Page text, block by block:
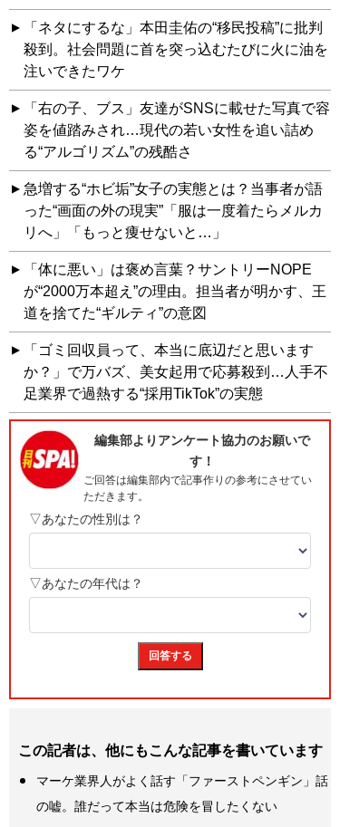
「ネタにするな」本田圭佑の“移民投稿”に批判
殺到。社会問題に首を突っ込むたびに火に油を
注いできたワケ
「右の子、ブス」友達がSNSに載せた写真で容
姿を値踏みされ…現代の若い女性を追い詰め
る“アルゴリズム”の残酷さ
急増する“ホビ垢”女子の実態とは？当事者が語
った“画面の外の現実”「服は一度着たらメルカ
リへ」「もっと痩せないと…」
「体に悪い」は褒め言葉？サントリーNOPE
が“2000万本超え”の理由。担当者が明かす、王
道を捨てた“ギルティ”の意図
「ゴミ回収員って、本当に底辺だと思います
か？」で万バズ、美女起用で応募殺到…人手不
足業界で過熱する“採用TikTok”の実態
この記者は、他にもこんな記事を書いています
マーケ業界人がよく話す「ファーストペンギン」話
の嘘。誰だって本当は危険を冒したくない